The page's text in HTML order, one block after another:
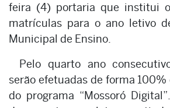
feira (4) portaria que institui
matrículas para o ano letivo
Municipal de Ensino.
Pelo quarto ano
serão efetuadas de forma
do programa “Mossoró Digital”.